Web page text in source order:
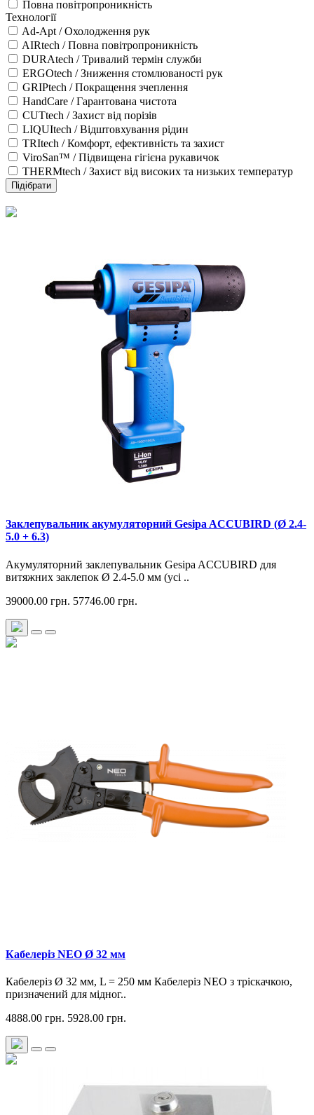
Повна повітропроникність
Технології
Ad-Apt / Охолодження рук
AIRtech / Повна повітропроникність
DURAtech / Тривалий термін служби
ERGOtech / Зниження стомлюваності рук
GRIPtech / Покращення зчеплення
HandCare / Гарантована чистота
CUTtech / Захист від порізів
LIQUItech / Відштовхування рідин
TRItech / Комфорт, ефективність та захист
ViroSan™ / Підвищена гігієна рукавичок
THERMtech / Захист від високих та низьких температур
Підібрати
Заклепувальник акумуляторний Gesipa ACCUBIRD (Ø 2.4-
5.0 + 6.3)
Акумуляторний заклепувальник Gesipa ACCUBIRD для
витяжних заклепок Ø 2.4-5.0 мм (усі ..
39000.00 грн. 57746.00 грн.
Кабелеріз NEO Ø 32 мм
Кабелеріз Ø 32 мм, L = 250 мм Кабелеріз NEO з тріскачкою,
призначений для мідног..
4888.00 грн. 5928.00 грн.